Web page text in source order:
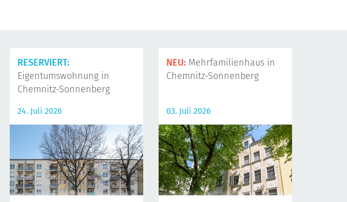
RESERVIERT:
Eigentumswohnung in
Chemnitz-Sonnenberg
24. Juli 2026
NEU: Mehrfamilienhaus in
Chemnitz-Sonnenberg
03. Juli 2026